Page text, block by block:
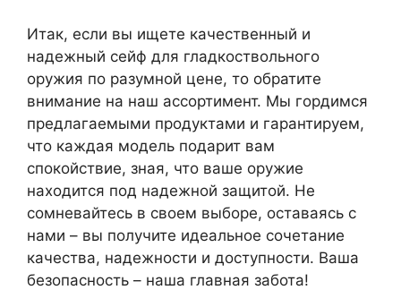
Итак, если вы ищете качественный и
надежный сейф для гладкоствольного
оружия по разумной цене, то обратите
внимание на наш ассортимент. Мы гордимся
предлагаемыми продуктами и гарантируем,
что каждая модель подарит вам
спокойствие, зная, что ваше оружие
находится под надежной защитой. Не
сомневайтесь в своем выборе, оставаясь с
нами – вы получите идеальное сочетание
качества, надежности и доступности. Ваша
безопасность – наша главная забота!